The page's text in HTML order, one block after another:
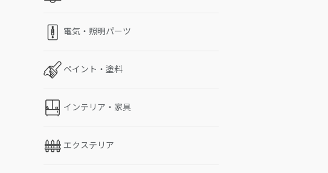
電気・照明パーツ
ペイント・塗料
インテリア・家具
エクステリア